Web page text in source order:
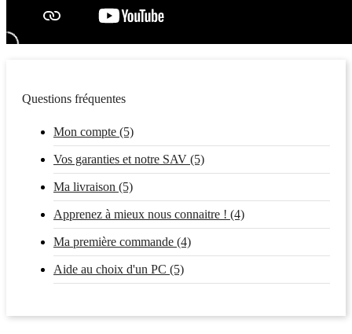
Questions fréquentes
Mon compte (5)
Vos garanties et notre SAV (5)
Ma livraison (5)
Apprenez à mieux nous connaitre ! (4)
Ma première commande (4)
Aide au choix d'un PC (5)